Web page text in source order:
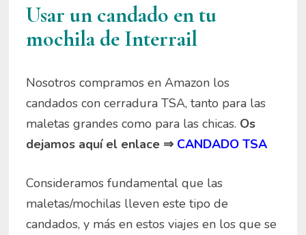
Usar un candado en tu
mochila de Interrail
Nosotros compramos en Amazon los
candados con cerradura TSA, tanto para las
maletas grandes como para las chicas. Os
dejamos aquí el enlace ⇒ CANDADO TSA
Consideramos fundamental que las
maletas/mochilas lleven este tipo de
candados, y más en estos viajes en los que se